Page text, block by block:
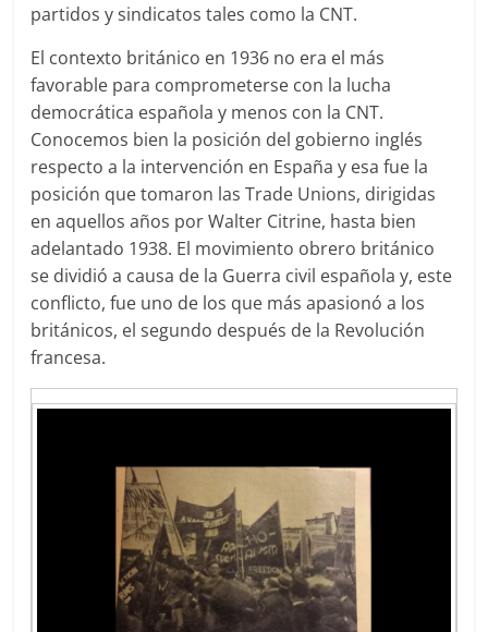
partidos y sindicatos tales como la CNT.
El contexto británico en 1936 no era el más
favorable para comprometerse con la lucha
democrática española y menos con la CNT.
Conocemos bien la posición del gobierno inglés
respecto a la intervención en España y esa fue la
posición que tomaron las Trade Unions, dirigidas
en aquellos años por Walter Citrine, hasta bien
adelantado 1938. El movimiento obrero británico
se dividió a causa de la Guerra civil española y, este
conflicto, fue uno de los que más apasionó a los
británicos, el segundo después de la Revolución
francesa.